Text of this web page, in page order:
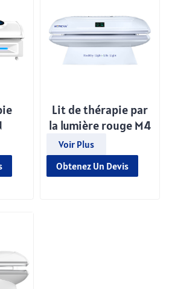
Lit de thérapie par
la lumière rouge M4
Voir Plus
Obtenez Un Devis